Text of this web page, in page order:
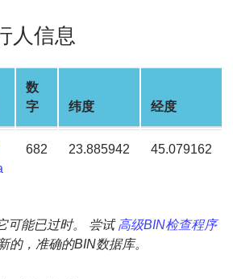
人信息
数
字
纬度 经度
682 23.885942 45.079162
可能已过时。 尝试高级BIN检查程序
的，准确的BIN数据库。